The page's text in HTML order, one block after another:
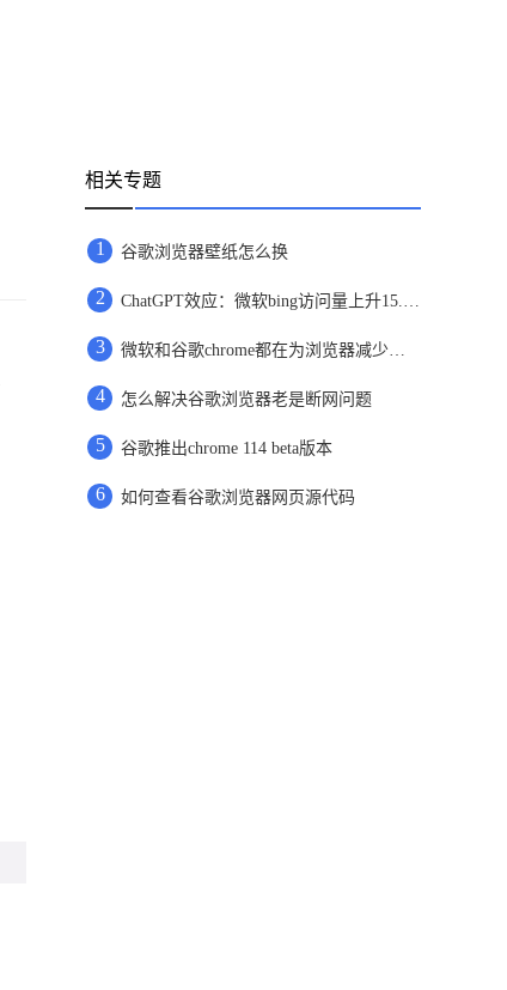
相关专题
1 谷歌浏览器壁纸怎么换
2 ChatGPT效应：微软bing访问量上升15.8%，谷歌访问量下降1%
3 微软和谷歌chrome都在为浏览器减少内存占用而努力着
4 怎么解决谷歌浏览器老是断网问题
5 谷歌推出chrome 114 beta版本
6 如何查看谷歌浏览器网页源代码